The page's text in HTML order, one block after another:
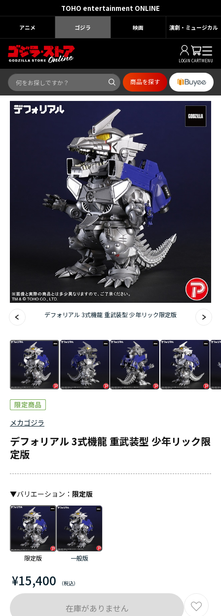
TOHO entertainment ONLINE
アニメ ゴジラ 映画 演劇・ミュージカル
LOGIN CARTMENU
商品を探す
デフォリアル 3式機龍 重武装型 少年リック限定版
メカゴジラ
デフォリアル 3式機龍 重武装型 少年リック限
定版
¥15,400
▼バリエーション ： 限定版
限定版 一般版
在庫がありません